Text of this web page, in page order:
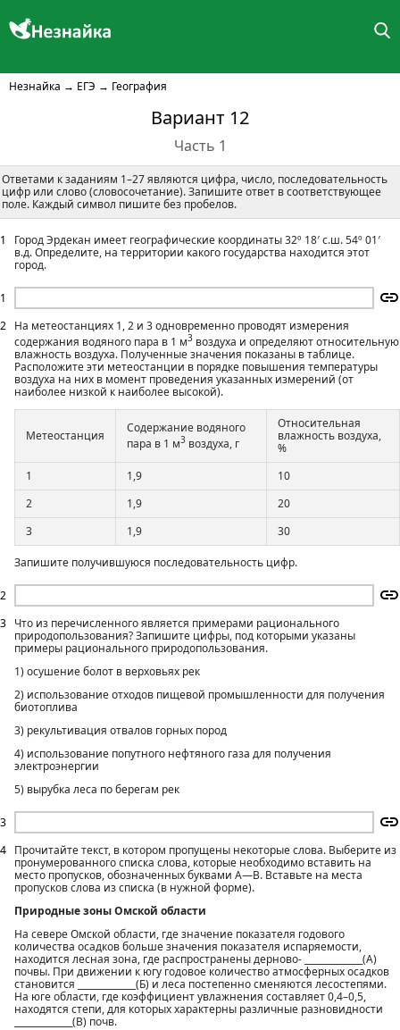
Незнайка → ЕГЭ → География
Вариант 12
Часть 1
Ответами к заданиям 1–27 являются цифра, число, последовательность
цифр или слово (словосочетание). Запишите ответ в соответствующее
поле. Каждый символ пишите без пробелов.
1
1
Город Эрдекан имеет географические координаты 32º 18′ с.ш. 54º 01′
в.д. Определите, на территории какого государства находится этот
город.
2
2
На метеостанциях 1, 2 и 3 одновременно проводят измерения
содержания водяного пара в 1 м3 воздуха и определяют относительную
влажность воздуха. Полученные значения показаны в таблице.
Расположите эти метеостанции в порядке повышения температуры
воздуха на них в момент проведения указанных измерений (от
наиболее низкой к наиболее высокой).
Метеостанция
Содержание водяного
пара в 1 м3 воздуха, г
Относительная
влажность воздуха,
%
1
1,9
10
2
1,9
20
3
1,9 30
Запишите получившуюся последовательность цифр.
3
3
Что из перечисленного является примерами рационального
природопользования? Запишите цифры, под которыми указаны
примеры рационального природопользования.
1) осушение болот в верховьях рек
2) использование отходов пищевой промышленности для получения
биотоплива
3) рекультивация отвалов горных пород
4) использование попутного нефтяного газа для получения
электроэнергии
5) вырубка леса по берегам рек
4
Прочитайте текст, в котором пропущены некоторые слова. Выберите из
пронумерованного списка слова, которые необходимо вставить на
место пропусков, обозначенных буквами А—В. Вставьте на места
пропусков слова из списка (в нужной форме).
Природные зоны Омской области
На севере Омской области, где значение показателя годового
количества осадков больше значения показателя испаряемости,
находится лесная зона, где распространены дерново- _____________(А)
почвы. При движении к югу годовое количество атмосферных осадков
становится _____________(Б) и леса постепенно сменяются лесостепями.
На юге области, где коэффициент увлажнения составляет 0,4–0,5,
находятся степи, для которых характерны различные разновидности
_____________(В) почв.